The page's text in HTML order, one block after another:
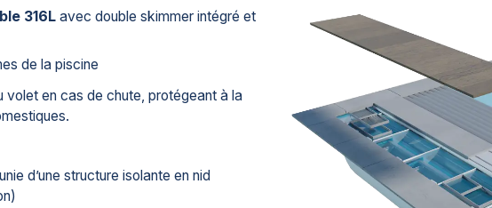
316Lavec double skimmer intégré et
de la piscine
en cas de chute, protégeant à la
d’une structure isolante en nid
Pools ?
Wave